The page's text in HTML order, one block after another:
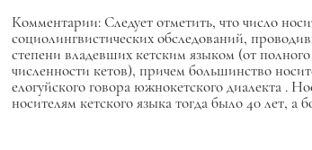
Комментарии: Следует отметить, что число
социолингвистических обследований,
степени владевших кетским языком (от
численности кетов), причем большинство
елогуйского говора южнокетского диалекта .
носителям кетского языка тогда было 40 лет, а